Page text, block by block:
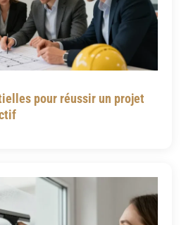
pour réussir un projet